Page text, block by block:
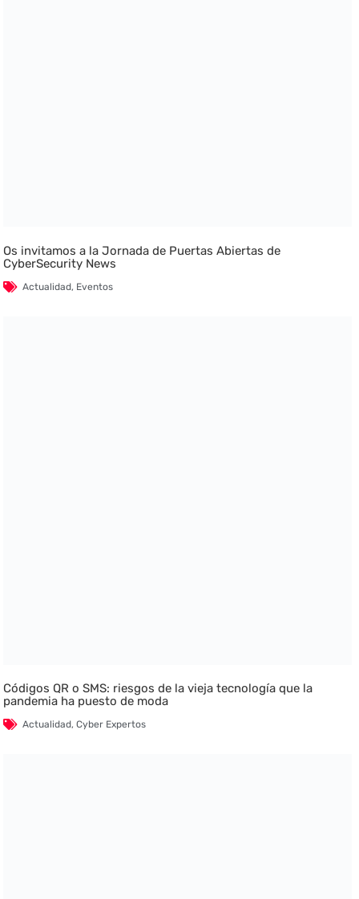
Os invitamos a la Jornada de Puertas Abiertas de
CyberSecurity News
Actualidad, Eventos
Códigos QR o SMS: riesgos de la vieja tecnología que la
pandemia ha puesto de moda
Actualidad,Cyber Expertos